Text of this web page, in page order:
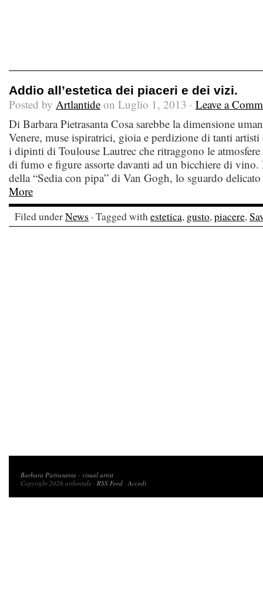
Addio all’estetica dei piaceri e dei vizi.
Posted by Artlantide on Luglio 1, 2013 · Leave a
Di Barbara Pietrasanta Cosa sarebbe la dimensione
Venere, muse ispiratrici, gioia e perdizione di tanti
i dipinti di Toulouse Lautrec che ritraggono le
di fumo e figure assorte davanti ad un bicchiere di
della “Sedia con pipa” di Van Gogh, lo sguardo
More
Filed underNews · Tagged withestetica, gusto,piacere,
Barbara Pietrasanta - visual artist
Copyright 2026 artlantide · RSS Feed ·Accedi